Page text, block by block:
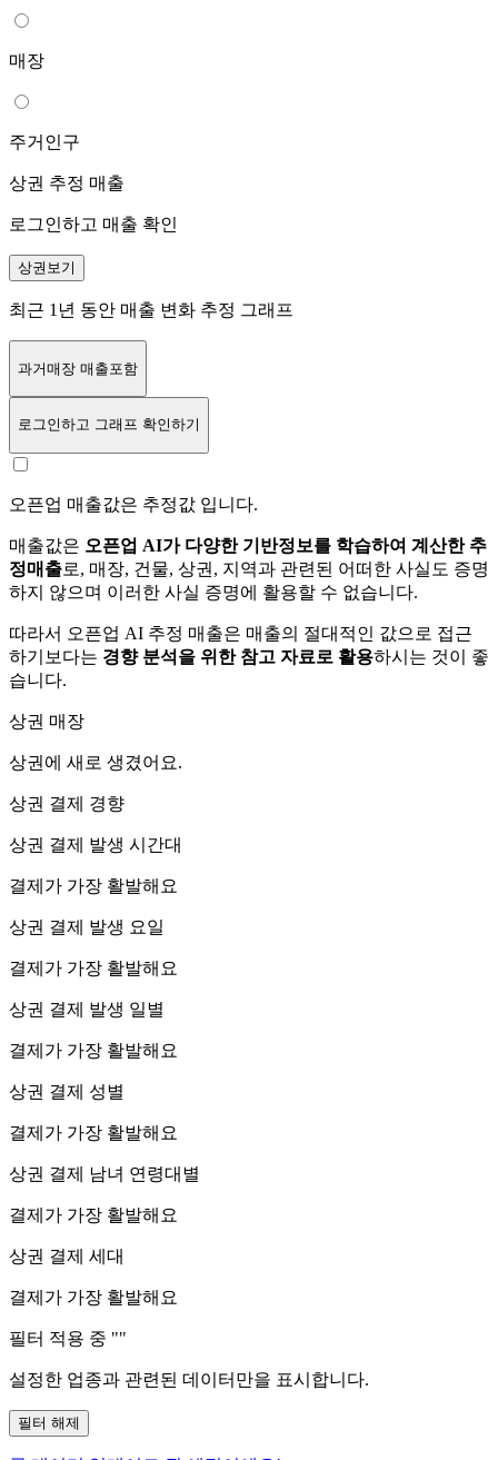
매장
주거인구
상권 추정 매출
로그인하고 매출 확인
상권보기
최근 1년 동안 매출 변화 추정 그래프
과거매장 매출포함
로그인하고 그래프 확인하기
오픈업 매출값은 추정값 입니다.
매출값은 오픈업 AI가 다양한 기반정보를 학습하여 계산한 추
정매출로, 매장, 건물, 상권, 지역과 관련된 어떠한 사실도 증명
하지 않으며 이러한 사실 증명에 활용할 수 없습니다.
따라서 오픈업 AI 추정 매출은 매출의 절대적인 값으로 접근
하기보다는 경향 분석을 위한 참고 자료로 활용하시는 것이 좋
습니다.
상권 매장
상권에 새로 생겼어요.
상권 결제 경향
상권 결제 발생 시간대
결제가 가장 활발해요
상권 결제 발생 요일
결제가 가장 활발해요
상권 결제 발생 일별
결제가 가장 활발해요
상권 결제 성별
결제가 가장 활발해요
상권 결제 남녀 연령대별
결제가 가장 활발해요
상권 결제 세대
결제가 가장 활발해요
필터 적용 중 ""
설정한 업종과 관련된 데이터만을 표시합니다.
필터 해제